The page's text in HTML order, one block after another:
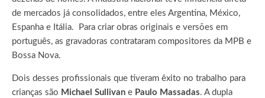
de mercados já consolidados, entre eles Argentina, México,
Espanha e Itália. Para criar obras originais e versões em
português, as gravadoras contrataram compositores da MPB e
Bossa Nova.
Dois desses profissionais que tiveram êxito no trabalho para
crianças são Michael Sullivan e Paulo Massadas. A dupla